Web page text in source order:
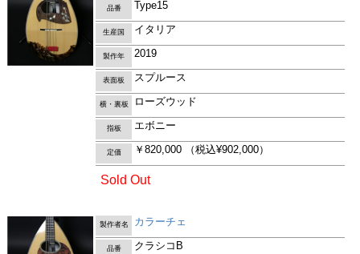
品番 Type15
生産国 イタリア
製作年 2019
表面板 スプルース
横・裏板 ローズウッド
指板 エボニー
定価 ￥820,000 （税込¥902,000）
Sold Out
製作者名 カラーチェ
品番 クラシコB